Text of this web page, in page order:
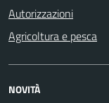
Autorizzazioni
Agricoltura e pesca
NOVITÀ